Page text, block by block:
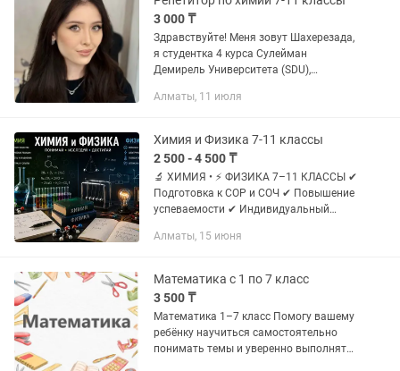
3 000 ₸
Здравствуйте! Меня зовут Шахерезада,
я студентка 4 курса Сулейман
Демирель Университета (SDU),
опыта репетиторства. Занимаюсь с
Алматы, 11 июля
Химия и Физика 7-11 классы
2 500 - 4 500 ₸
🔬 ХИМИЯ • ⚡ ФИЗИКА 7–11 КЛАССЫ ✔
Подготовка к СОР и СОЧ ✔ Повышение
успеваемости ✔ Индивидуальный
Алматы, 15 июня
Математика с 1 по 7 класс
3 500 ₸
Математика 1–7 класс Помогу вашему
ребёнку научиться самостоятельно
понимать темы и уверенно выполнять